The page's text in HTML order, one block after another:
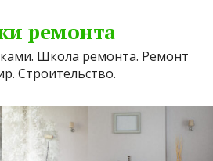
ремонта
Школа ремонта. Ремонт
Строительство.